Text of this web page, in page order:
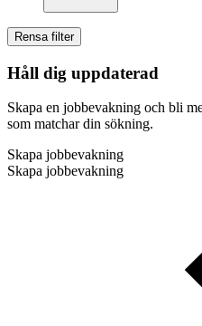
Rensa filter
Håll dig uppdaterad
Skapa en jobbevakning och bli
som matchar din sökning.
Skapa jobbevakning
Skapa jobbevakning